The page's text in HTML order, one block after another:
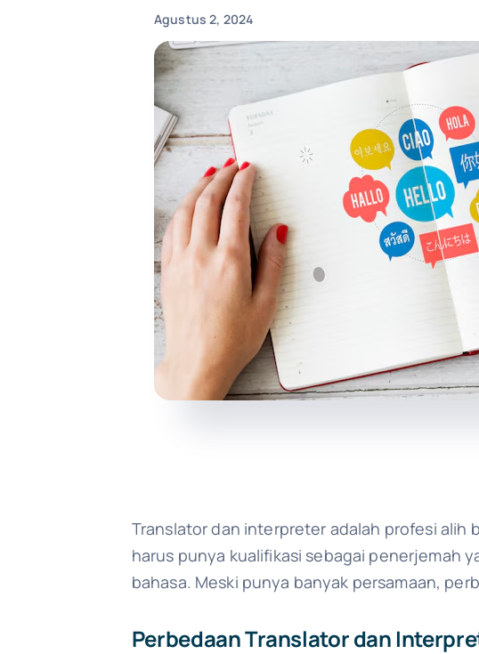
Agustus 2, 2024
Translator dan interpreter adalah profesi alih
harus punya kualifikasi sebagai penerjemah
bahasa. Meski punya banyak persamaan,
Perbedaan Translator dan